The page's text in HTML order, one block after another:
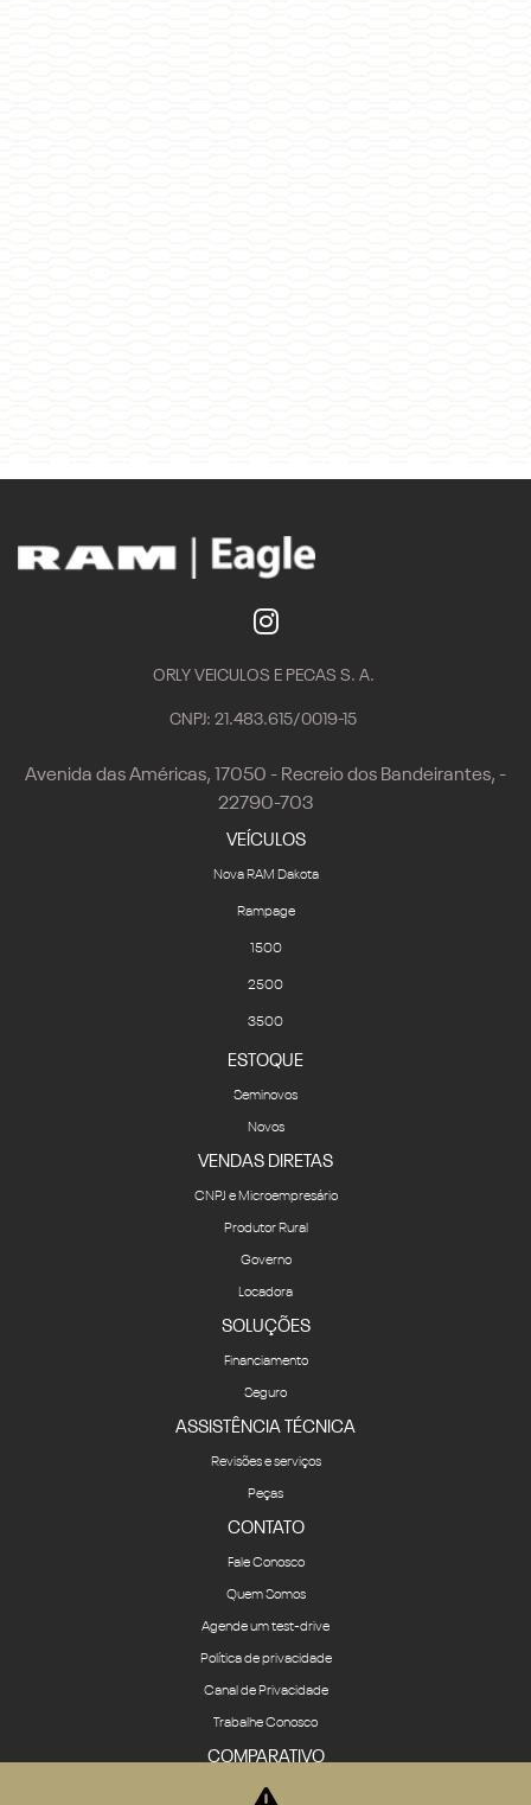
ORLY VEICULOS E PECAS S. A.
CNPJ: 21.483.615/0019-15
Avenida das Américas, 17050 - Recreio dos Bandeirantes, -
22790-703
VEÍCULOS
Nova RAM Dakota
Rampage
1500
2500
3500
ESTOQUE
Seminovos
Novos
VENDAS DIRETAS
CNPJ e Microempresário
Produtor Rural
Governo
Locadora
SOLUÇÕES
Financiamento
Seguro
ASSISTÊNCIA TÉCNICA
Revisões e serviços
Peças
CONTATO
Fale Conosco
Quem Somos
Agende um test-drive
Política de privacidade
Canal de Privacidade
Trabalhe Conosco
COMPARATIVO